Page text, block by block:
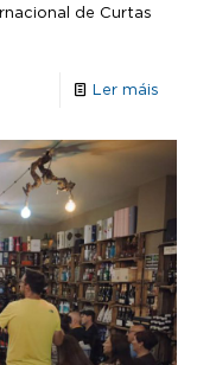
de Curtas
Ler máis